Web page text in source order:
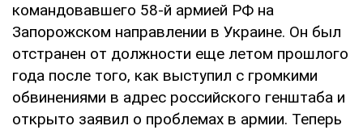
командовавшего 58-й армией РФ на
Запорожском направлении в Украине. Он был
отстранен от должности еще летом прошлого
года после того, как выступил с громкими
обвинениями в адрес российского генштаба и
открыто заявил о проблемах в армии. Теперь